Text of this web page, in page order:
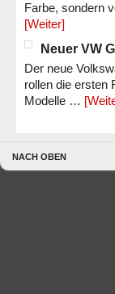
Farbe, sondern
[Weiter]
Neuer VW
Der neue
rollen die ersten
Modelle …
NACH OBEN